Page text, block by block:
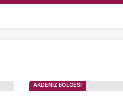
AKDENİZ BÖLGESİ